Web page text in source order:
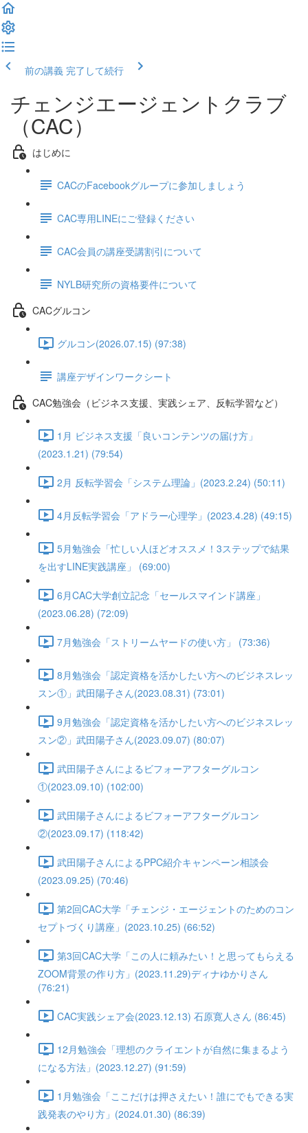
前の講義 完了して続行
チェンジエージェントクラブ
（CAC）
はじめに
CACのFacebookグループに参加しましょう
CAC専用LINEにご登録ください
CAC会員の講座受講割引について
NYLB研究所の資格要件について
CACグルコン
グルコン(2026.07.15) (97:38)
講座デザインワークシート
CAC勉強会（ビジネス支援、実践シェア、反転学習など）
1月 ビジネス支援「良いコンテンツの届け方」
(2023.1.21) (79:54)
2月 反転学習会「システム理論」(2023.2.24) (50:11)
4月反転学習会「アドラー心理学」(2023.4.28) (49:15)
5月勉強会「忙しい人ほどオススメ！3ステップで結果
を出すLINE実践講座」 (69:00)
6月CAC大学創立記念「セールスマインド講座」
(2023.06.28) (72:09)
7月勉強会「ストリームヤードの使い方」 (73:36)
8月勉強会「認定資格を活かしたい方へのビジネスレッ
スン①」武田陽子さん(2023.08.31) (73:01)
9月勉強会「認定資格を活かしたい方へのビジネスレッ
スン②」武田陽子さん(2023.09.07) (80:07)
武田陽子さんによるビフォーアフターグルコン
①(2023.09.10) (102:00)
武田陽子さんによるビフォーアフターグルコン
②(2023.09.17) (118:42)
武田陽子さんによるPPC紹介キャンペーン相談会
(2023.09.25) (70:46)
第2回CAC大学「チェンジ・エージェントのためのコン
セプトづくり講座」(2023.10.25) (66:52)
第3回CAC大学「この人に頼みたい！と思ってもらえる
ZOOM背景の作り方」(2023.11.29)ディナゆかりさん
(76:21)
CAC実践シェア会(2023.12.13) 石原寛人さん (86:45)
12月勉強会「理想のクライエントが自然に集まるよう
になる方法」(2023.12.27) (91:59)
1月勉強会「ここだけは押さえたい！誰にでもできる実
践発表のやり方」(2024.01.30) (86:39)